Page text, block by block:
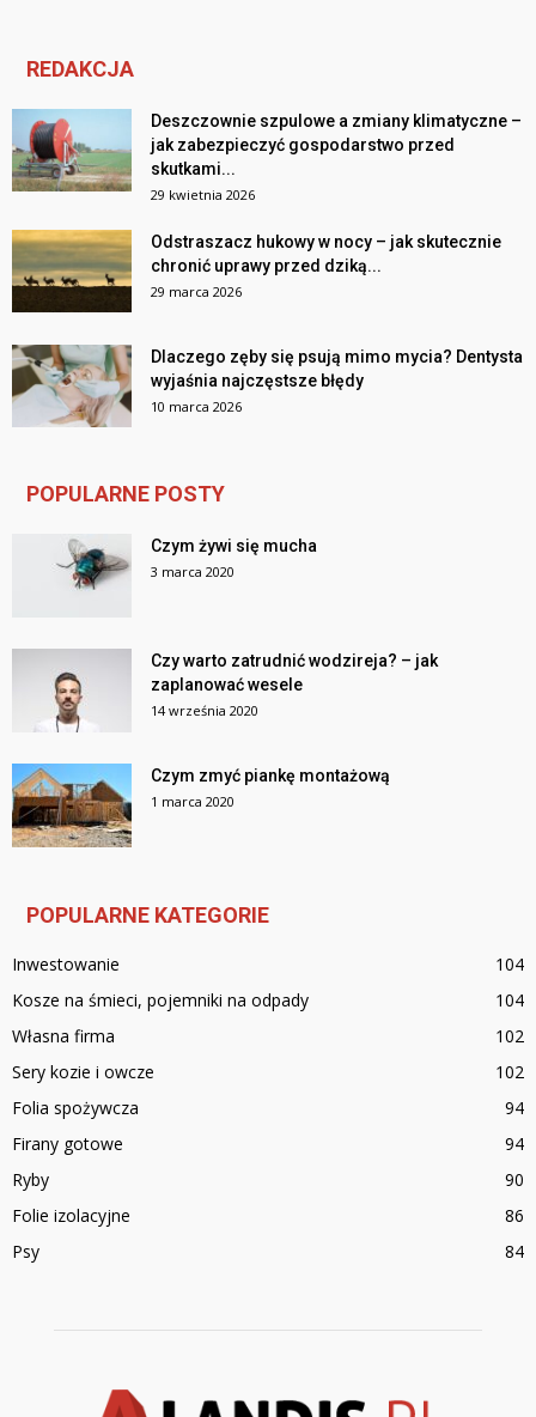
REDAKCJA
Deszczownie szpulowe a zmiany klimatyczne –
jak zabezpieczyć gospodarstwo przed
skutkami...
29 kwietnia 2026
Odstraszacz hukowy w nocy – jak skutecznie
chronić uprawy przed dziką...
29 marca 2026
Dlaczego zęby się psują mimo mycia? Dentysta
wyjaśnia najczęstsze błędy
10 marca 2026
POPULARNE POSTY
Czym żywi się mucha
3 marca 2020
Czy warto zatrudnić wodzireja? – jak
zaplanować wesele
14 września 2020
Czym zmyć piankę montażową
1 marca 2020
POPULARNE KATEGORIE
Inwestowanie
104
Kosze na śmieci, pojemniki na odpady
104
Własna firma
102
Sery kozie i owcze
102
Folia spożywcza
94
Firany gotowe
94
Ryby
90
Folie izolacyjne
86
Psy
84